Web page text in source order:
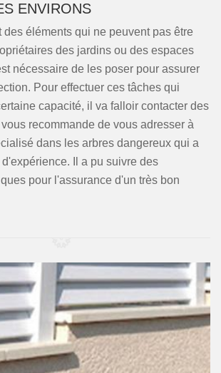
ENVIRONS
des éléments qui ne peuvent pas être
des jardins ou des espaces
nécessaire de les poser pour assurer
Pour effectuer ces tâches qui
capacité, il va falloir contacter des
recommande de vous adresser à
dans les arbres dangereux qui a
Il a pu suivre des
pour l'assurance d'un très bon